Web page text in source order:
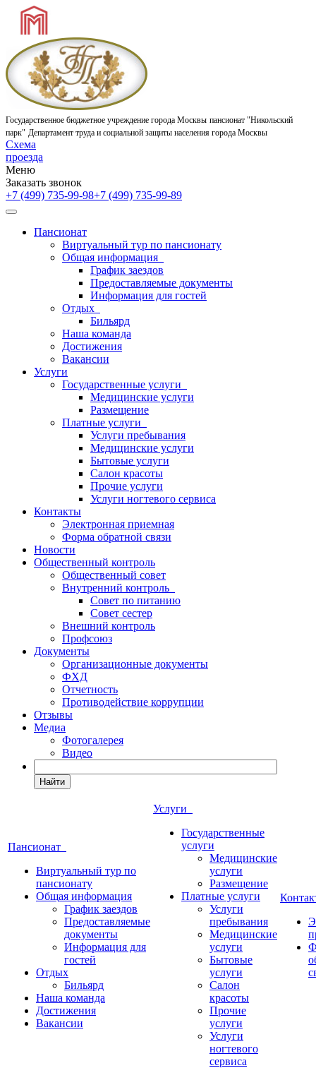
Государственное бюджетное учреждение города Москвы пансионат "Никольский
парк" Департамент труда и социальной защиты населения города Москвы
Схема
проезда
Меню
Заказать звонок
+7 (499) 735-99-98+7 (499) 735-99-89
Пансионат
Виртуальный тур по пансионату
Общая информация
График заездов
Предоставляемые документы
Информация для гостей
Отдых
Бильярд
Наша команда
Достижения
Вакансии
Услуги
Государственные услуги
Медицинские услуги
Размещение
Платные услуги
Услуги пребывания
Медицинские услуги
Бытовые услуги
Салон красоты
Прочие услуги
Услуги ногтевого сервиса
Контакты
Электронная приемная
Форма обратной связи
Новости
Общественный контроль
Общественный совет
Внутренний контроль
Совет по питанию
Совет сестер
Внешний контроль
Профсоюз
Документы
Организационные документы
ФХД
Отчетность
Противодействие коррупции
Отзывы
Медиа
Фотогалерея
Видео
Найти
Пансионат
Виртуальный тур по
пансионату
Общая информация
График заездов
Предоставляемые
документы
Информация для
гостей
Отдых
Бильярд
Наша команда
Достижения
Вакансии
Услуги
Государственные
услуги
Медицинские
услуги
Размещение
Платные услуги
Услуги
пребывания
Медицинские
услуги
Бытовые
услуги
Салон
красоты
Прочие
услуги
Услуги
ногтевого
сервиса